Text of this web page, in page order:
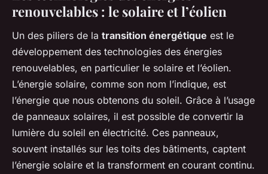
renouvelables : le solaire et l’éolien
Un des piliers de la transition énergétique est le
développement des technologies des énergies
renouvelables, en particulier le solaire et l’éolien.
L’énergie solaire, comme son nom l’indique, est
l’énergie que nous obtenons du soleil. Grâce à l’usage
de panneaux solaires, il est possible de convertir la
lumière du soleil en électricité. Ces panneaux,
souvent installés sur les toits des bâtiments, captent
l’énergie solaire et la transforment en courant continu.